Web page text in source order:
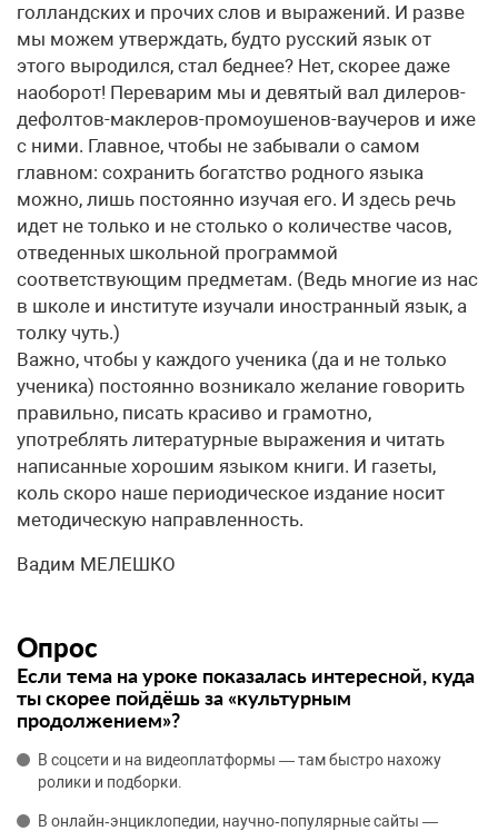
голландских и прочих слов и выражений. И разве
мы можем утверждать, будто русский язык от
этого выродился, стал беднее? Нет, скорее даже
наоборот! Переварим мы и девятый вал дилеров-
дефолтов-маклеров-промоушенов-ваучеров и иже
с ними. Главное, чтобы не забывали о самом
главном: сохранить богатство родного языка
можно, лишь постоянно изучая его. И здесь речь
идет не только и не столько о количестве часов,
отведенных школьной программой
соответствующим предметам. (Ведь многие из нас
в школе и институте изучали иностранный язык, а
толку чуть.)
Важно, чтобы у каждого ученика (да и не только
ученика) постоянно возникало желание говорить
правильно, писать красиво и грамотно,
употреблять литературные выражения и читать
написанные хорошим языком книги. И газеты,
коль скоро наше периодическое издание носит
методическую направленность.
Вадим МЕЛЕШКО
Опрос
Если тема на уроке показалась интересной, куда
ты скорее пойдёшь за «культурным
продолжением»?
В соцсети и на видеоплатформы — там быстро нахожу
ролики и подборки.
В онлайн‑энциклопедии, научно‑популярные сайты —